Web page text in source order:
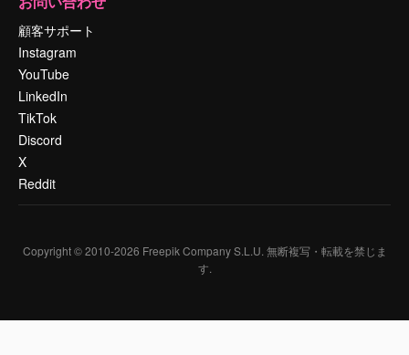
顧客サポート
Instagram
YouTube
LinkedIn
TikTok
Discord
X
Reddit
Copyright © 2010-2026 Freepik Company S.L.U. 無断複写・転載を禁じま
す.